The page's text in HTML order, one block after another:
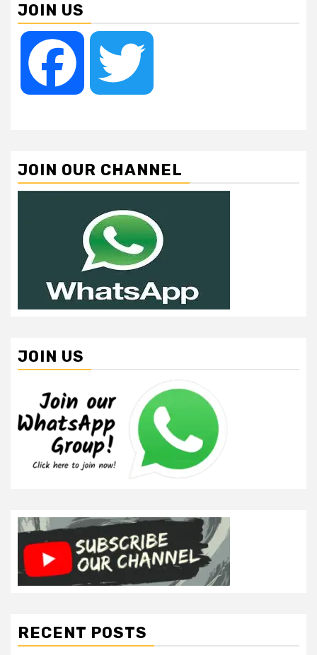
JOIN US
Facebook
JOIN OUR CHANNEL
JOIN US
RECENT POSTS